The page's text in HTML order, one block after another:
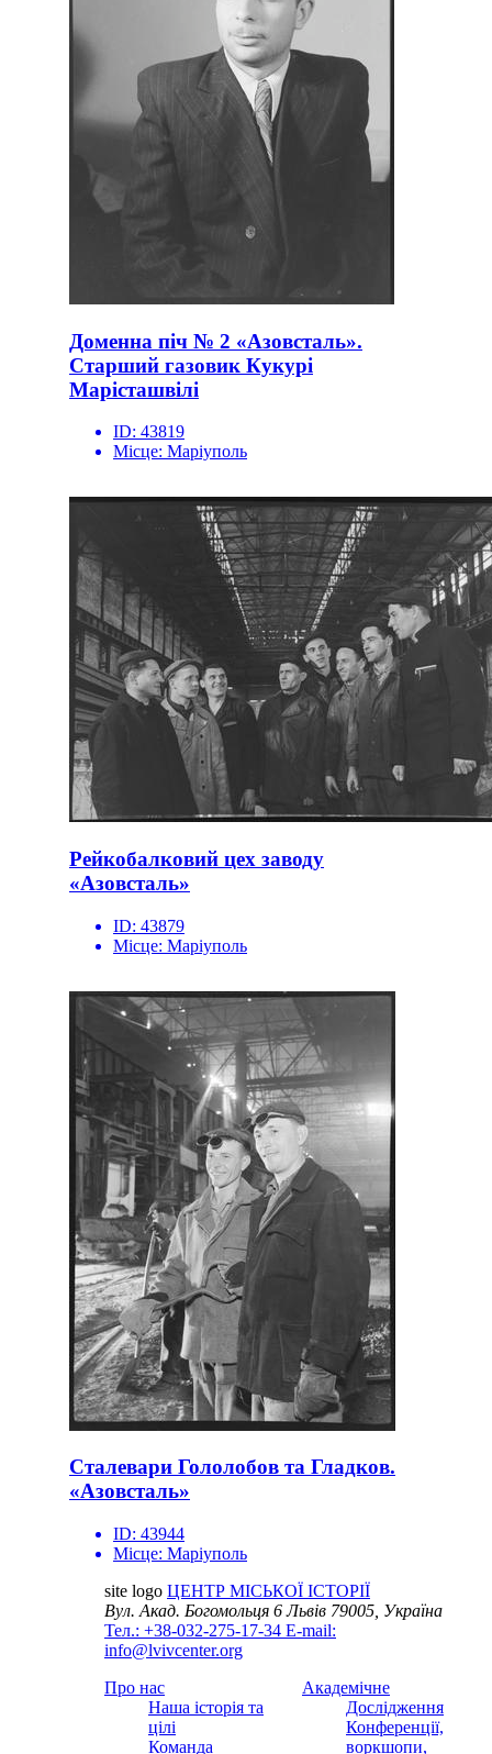
Доменна піч № 2 «Азовсталь».
Старший газовик Кукурі
Марісташвілі
ID: 43819
Місце: Маріуполь
Рейкобалковий цех заводу
«Азовсталь»
ID: 43879
Місце: Маріуполь
Сталевари Гололобов та Гладков.
«Азовсталь»
ID: 43944
Місце: Маріуполь
site logo ЦЕНТР МІСЬКОЇ ІСТОРІЇ
Вул. Акад. Богомольця 6Львів 79005, Україна
Тел.: +38-032-275-17-34 E-mail:
info@lvivcenter.org
Про нас
Наша історія та
цілі
Команда
Академічне
Дослідження
Конференції,
воркшопи,